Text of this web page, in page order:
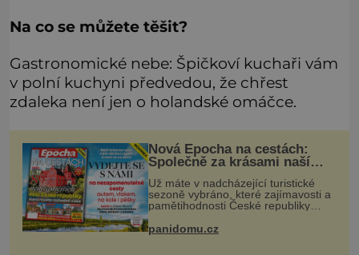
Na co se můžete těšit?
Gastronomické nebe: Špičkoví kuchaři vám
v polní kuchyni předvedou, že chřest
zdaleka není jen o holandské omáčce.
Nová Epocha na cestách:
Společně za krásami naší
vlasti
Už máte v nadcházející turistické
sezoně vybráno, které zajímavosti a
pamětihodnosti České republiky
navštívíte? V prodeji je právě nové
číslo Epochy na cestách, které vám
při rozhodování určitě pomůž
panidomu.cz